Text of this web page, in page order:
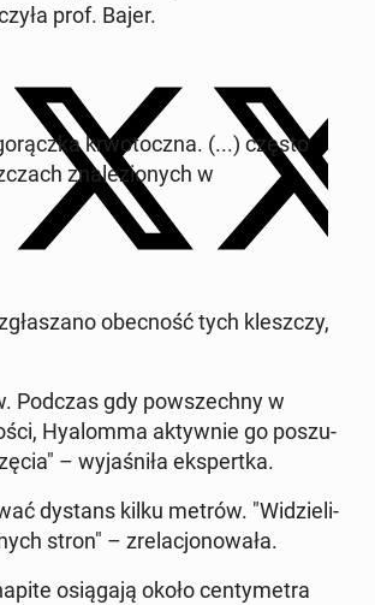
prof. Bajer.
krwo­tocz­na. (...) często
zna­le­zio­nych w
obec­ność tych klesz­czy,
Podczas gdy po­wszech­ny w
Hy­alom­ma ak­tyw­nie go po­szu­
– wy­ja­śni­ła eks­pert­ka.
dystans kilku metrów. "Wi­dzie­li­
stron" – zre­la­cjo­no­wa­ła.
osią­ga­ją około cen­ty­me­tra